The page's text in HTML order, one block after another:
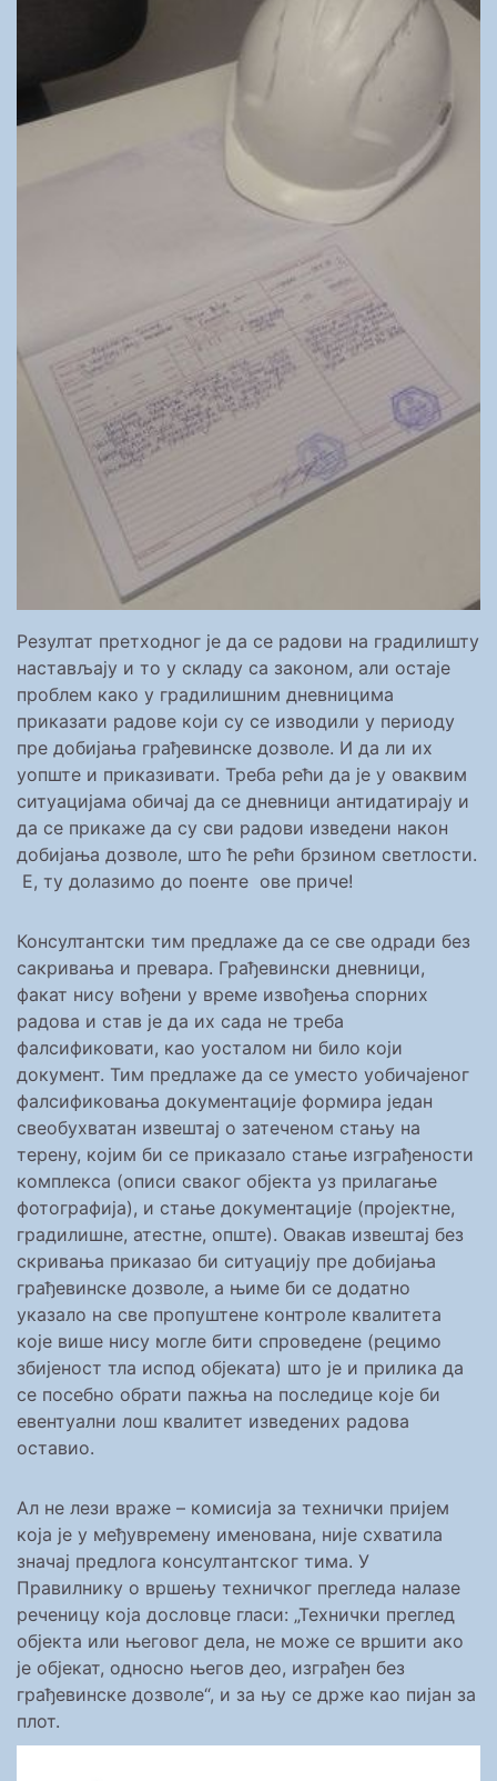
Резултат претходног је да се радови на градилишту
настављају и то у складу са законом, али остаје
проблем како у градилишним дневницима
приказати радове који су се изводили у периоду
пре добијања грађевинске дозволе. И да ли их
уопште и приказивати. Треба рећи да је у оваквим
ситуацијама обичај да се дневници антидатирају и
да се прикаже да су сви радови изведени након
добијања дозволе, што ће рећи брзином светлости.
Е, ту долазимо до поенте ове приче!
Консултантски тим предлаже да се све одради без
сакривања и превара. Грађевински дневници,
факат нису вођени у време извођења спорних
радова и став је да их сада не треба
фалсификовати, као уосталом ни било који
документ. Тим предлаже да се уместо уобичајеног
фалсификовања документације формира један
свеобухватан извештај о затеченом стању на
терену, којим би се приказало стање изграђености
комплекса (описи сваког објекта уз прилагање
фотографија), и стање документације (пројектне,
градилишне, атестне, опште). Овакав извештај без
скривања приказао би ситуацију пре добијања
грађевинске дозволе, а њиме би се додатно
указало на све пропуштене контроле квалитета
које више нису могле бити спроведене (рецимо
збијеност тла испод објеката) што је и прилика да
се посебно обрати пажња на последице које би
евентуални лош квалитет изведених радова
оставио.
Ал не лези враже – комисија за технички пријем
која је у међувремену именована, није схватила
значај предлога консултантског тима. У
Правилнику о вршењу техничког прегледа налазе
реченицу која дословце гласи: „Технички преглед
објекта или његовог дела, не може се вршити ако
је објекат, односно његов део, изграђен без
грађевинске дозволе“, и за њу се држе као пијан за
плот.